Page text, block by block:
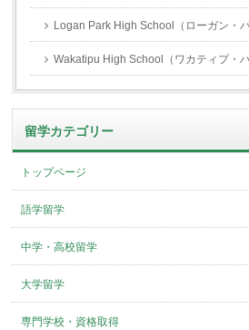
Logan Park High School（ローガン・
Wakatipu High School（ワカティプ・
留学カテゴリー
トップページ
語学留学
中学・高校留学
大学留学
専門学校・資格取得